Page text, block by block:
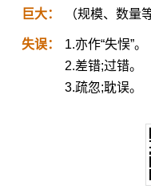
巨大： （规模、数量
失误：
1.亦作“失悮”。
2.差错;过错。
3.疏忽;耽误。